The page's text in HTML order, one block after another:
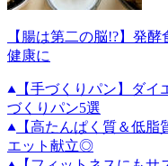
【腸は第二の脳!?】発
健康に
【手づくりパン】ダ
づくりパン5選
【高たんぱく質＆低
エット献立◎